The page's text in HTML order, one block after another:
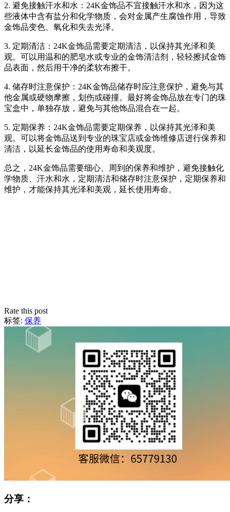
2. 避免接触汗水和水：24K金饰品不宜接触汗水和水，因为这
些液体中含有盐分和化学物质，会对金属产生腐蚀作用，导致
金饰品变色、氧化和失去光泽。
3. 定期清洁：24K金饰品需要定期清洁，以保持其光泽和美
观。可以用温和的肥皂水或专业的金饰清洁剂，轻轻擦拭金饰
品表面，然后用干净的柔软布擦干。
4. 储存时注意保护：24K金饰品储存时应注意保护，避免与其
他金属或硬物摩擦，划伤或碰撞。最好将金饰品放在专门的珠
宝盒中，单独存放，避免与其他饰品混合在一起。
5. 定期保养：24K金饰品需要定期保养，以保持其光泽和美
观。可以将金饰品送到专业的珠宝店或金饰维修店进行保养和
清洁，以延长金饰品的使用寿命和美观度。
总之，24K金饰品需要细心、周到的保养和维护，避免接触化
学物质、汗水和水，定期清洁和储存时注意保护，定期保养和
维护，才能保持其光泽和美观，延长使用寿命。
Rate this post
标签: 保养
分享：